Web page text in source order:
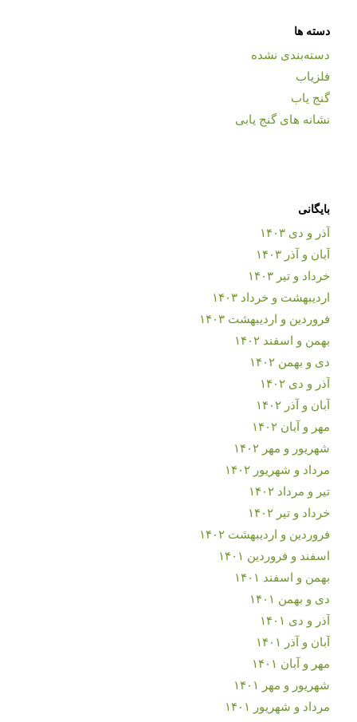
دسته ها
دسته‌بندی نشده
فلزیاب
گنج یاب
نشانه های گنج یابی
بایگانی
آذر و دی ۱۴۰۳
آبان و آذر ۱۴۰۳
خرداد و تیر ۱۴۰۳
اردیبهشت و خرداد ۱۴۰۳
فروردین و اردیبهشت ۱۴۰۳
بهمن و اسفند ۱۴۰۲
دی و بهمن ۱۴۰۲
آذر و دی ۱۴۰۲
آبان و آذر ۱۴۰۲
مهر و آبان ۱۴۰۲
شهریور و مهر ۱۴۰۲
مرداد و شهریور ۱۴۰۲
تیر و مرداد ۱۴۰۲
خرداد و تیر ۱۴۰۲
فروردین و اردیبهشت ۱۴۰۲
اسفند و فروردین ۱۴۰۱
بهمن و اسفند ۱۴۰۱
دی و بهمن ۱۴۰۱
آذر و دی ۱۴۰۱
آبان و آذر ۱۴۰۱
مهر و آبان ۱۴۰۱
شهریور و مهر ۱۴۰۱
مرداد و شهریور ۱۴۰۱